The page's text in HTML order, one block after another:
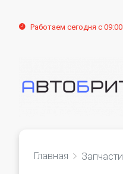
Работаем сегодня с 09:00
Главная Запчасти